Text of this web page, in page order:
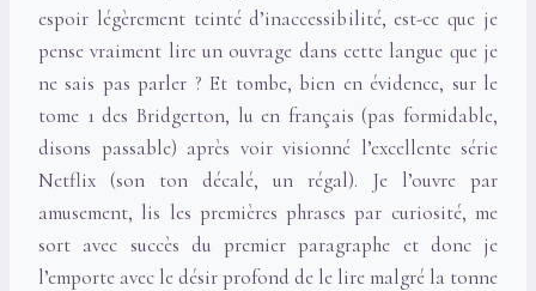
espoir légèrement teinté d’inaccessibilité, est-ce que je
pense vraiment lire un ouvrage dans cette langue que je
ne sais pas parler ? Et tombe, bien en évidence, sur le
tome 1 des Bridgerton, lu en français (pas formidable,
disons passable) après voir visionné l’excellente série
Netflix (son ton décalé, un régal). Je l’ouvre par
amusement, lis les premières phrases par curiosité, me
sort avec succès du premier paragraphe et donc je
l’emporte avec le désir profond de le lire malgré la tonne